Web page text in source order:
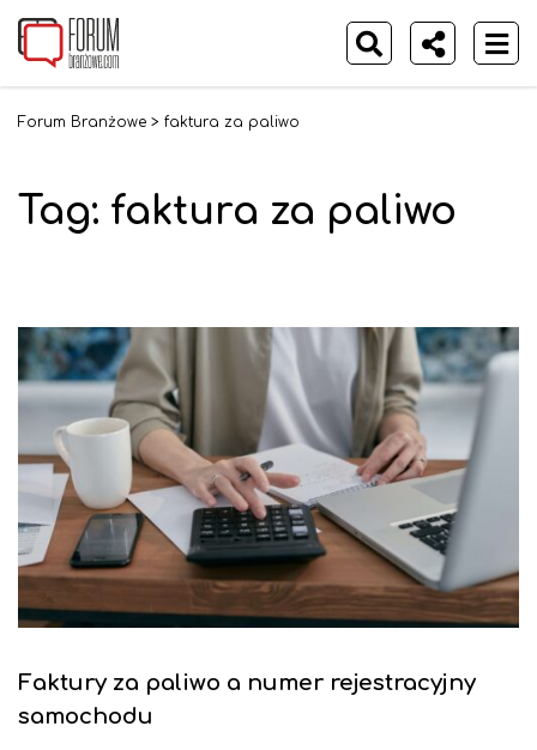
Forum Branżowe > faktura za paliwo
Tag: faktura za paliwo
Faktury za paliwo a numer rejestracyjny
samochodu